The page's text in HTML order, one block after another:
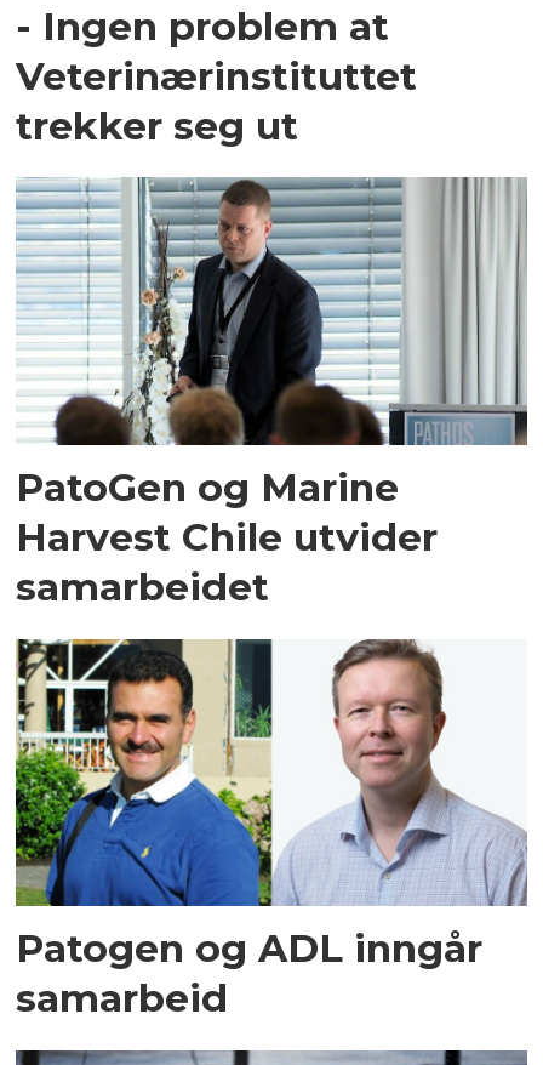
- Ingen problem at
Veterinærinstituttet
trekker seg ut
PatoGen og Marine
Harvest Chile utvider
samarbeidet
Patogen og ADL inngår
samarbeid